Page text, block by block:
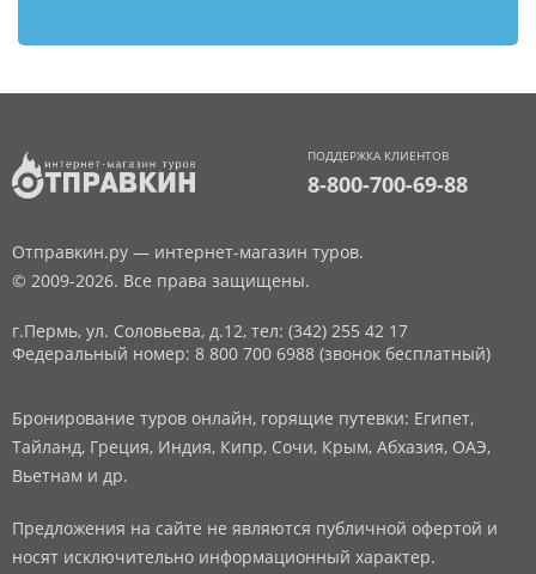
ПОДДЕРЖКА КЛИЕНТОВ
8-800-700-69-88
Отправкин.ру — интернет-магазин туров.
© 2009-2026. Все права защищены.
г.Пермь, ул. Соловьева, д.12, тел: (342) 255 42 17
Федеральный номер: 8 800 700 6988 (звонок бесплатный)
Бронирование туров онлайн, горящие путевки: Египет,
Тайланд, Греция, Индия, Кипр, Сочи, Крым, Абхазия, ОАЭ,
Вьетнам и др.
Предложения на сайте не являются публичной офертой и
носят исключительно информационный характер.